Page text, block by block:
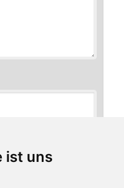
ist uns